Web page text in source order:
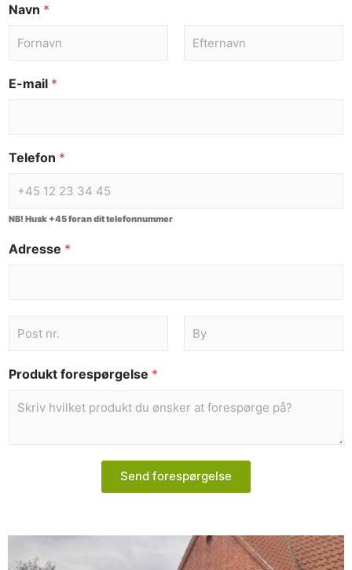
Navn *
E-mail *
Telefon *
NB! Husk +45 foran dit telefonnummer
Adresse *
Produkt forespørgelse *
Send forespørgelse